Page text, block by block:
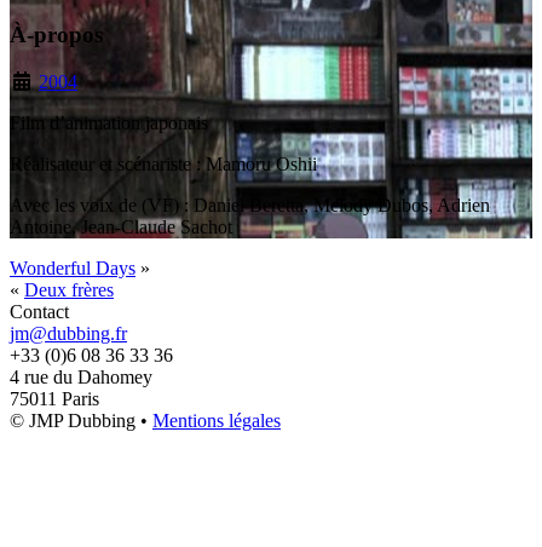
À-propos
2004
Film d’animation japonais
Réalisateur et scénariste : Mamoru Oshii
Avec les voix de (VF) : Daniel Beretta, Melody Dubos, Adrien
Antoine, Jean-Claude Sachot
Wonderful Days »
« Deux frères
Contact
jm@dubbing.fr
+33 (0)6 08 36 33 36
4 rue du Dahomey
75011 Paris
© JMP Dubbing • Mentions légales